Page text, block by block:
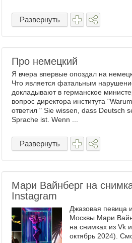
отходов может
личинок вредных
Развернуть
Про немецкий
Я вчера впервые опоздал на
Что является фатальным
докладывают в германское
вопрос директора института
ответил " Sie wissen, dass Deutsch
Sprache ist. Wenn ...
Развернуть
Мари Вайнберг на
Instagram
Джазовая певица
Москвы Мари
на снимках из Vk
октябрь 2024).